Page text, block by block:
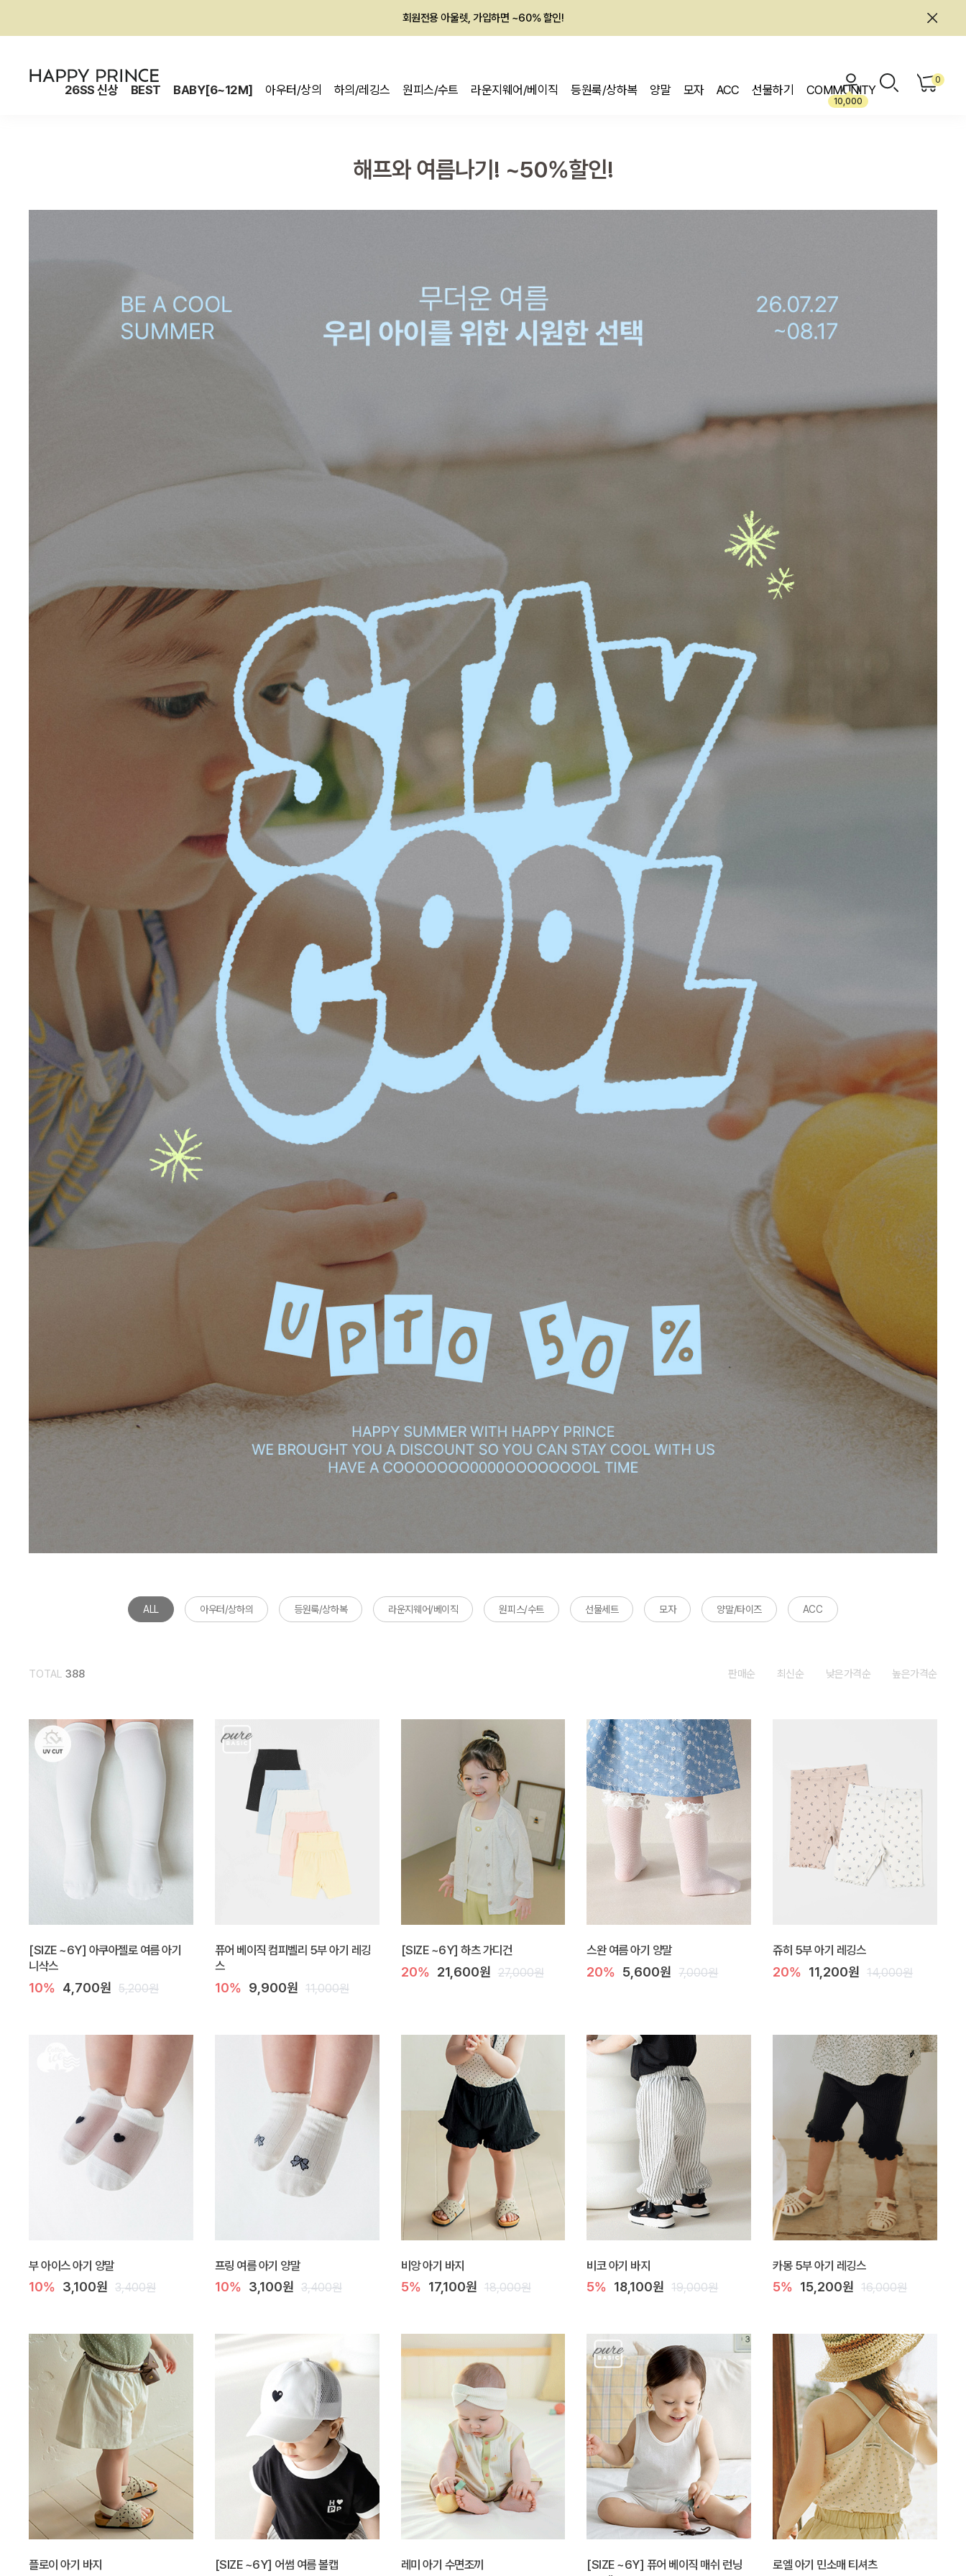
회원전용 아울렛, 가입하면 ~60% 할인!
26SS 신상 BEST BABY[6~12M] 아우터/상의 하의/레깅스 원피스/수트 라운지웨어/베이직 등원룩/상하복 양말 모자 ACC 선물하기 COMMUNITY
10,000
0
해프와 여름나기! ~50%할인!
ALL 아우터/상하의 등원룩/상하복 라운지웨어/베이직 원피스/수트 선물세트 모자 양말/타이즈 ACC
TOTAL 388 판매순 최신순 낮은가격순 높은가격순
[SIZE ~6Y] 아쿠아젤로 여름 아기
니삭스
10% 4,700원 5,200원
퓨어 베이직 컴피벨리 5부 아기 레깅
스
10% 9,900원 11,000원
[SIZE ~6Y] 하츠 가디건
20% 21,600원 27,000원
스완 여름 아기 양말
20% 5,600원 7,000원
쥬히 5부 아기 레깅스
20% 11,200원 14,000원
부 아이스 아기 양말
10% 3,100원 3,400원
프링 여름 아기 양말
10% 3,100원 3,400원
비앙 아기 바지
5% 17,100원 18,000원
비코 아기 바지
5% 18,100원 19,000원
카몽 5부 아기 레깅스
5% 15,200원 16,000원
플로이 아기 바지 [SIZE ~6Y] 어썸 여름 볼캡 레미 아기 수면조끼
[SIZE ~6Y] 퓨어 베이직 매쉬 런닝
로엘 아기 민소매 티셔츠